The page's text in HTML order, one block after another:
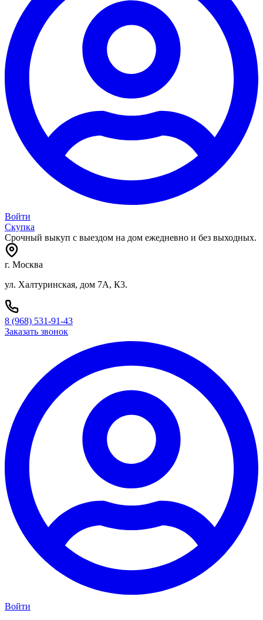
Войти
Скупка
Срочный выкуп с выездом на дом ежедневно и без выходных.
г. Москва
ул. Халтуринская, дом 7А, К3.
8 (968) 531-91-43
Заказать звонок
Войти